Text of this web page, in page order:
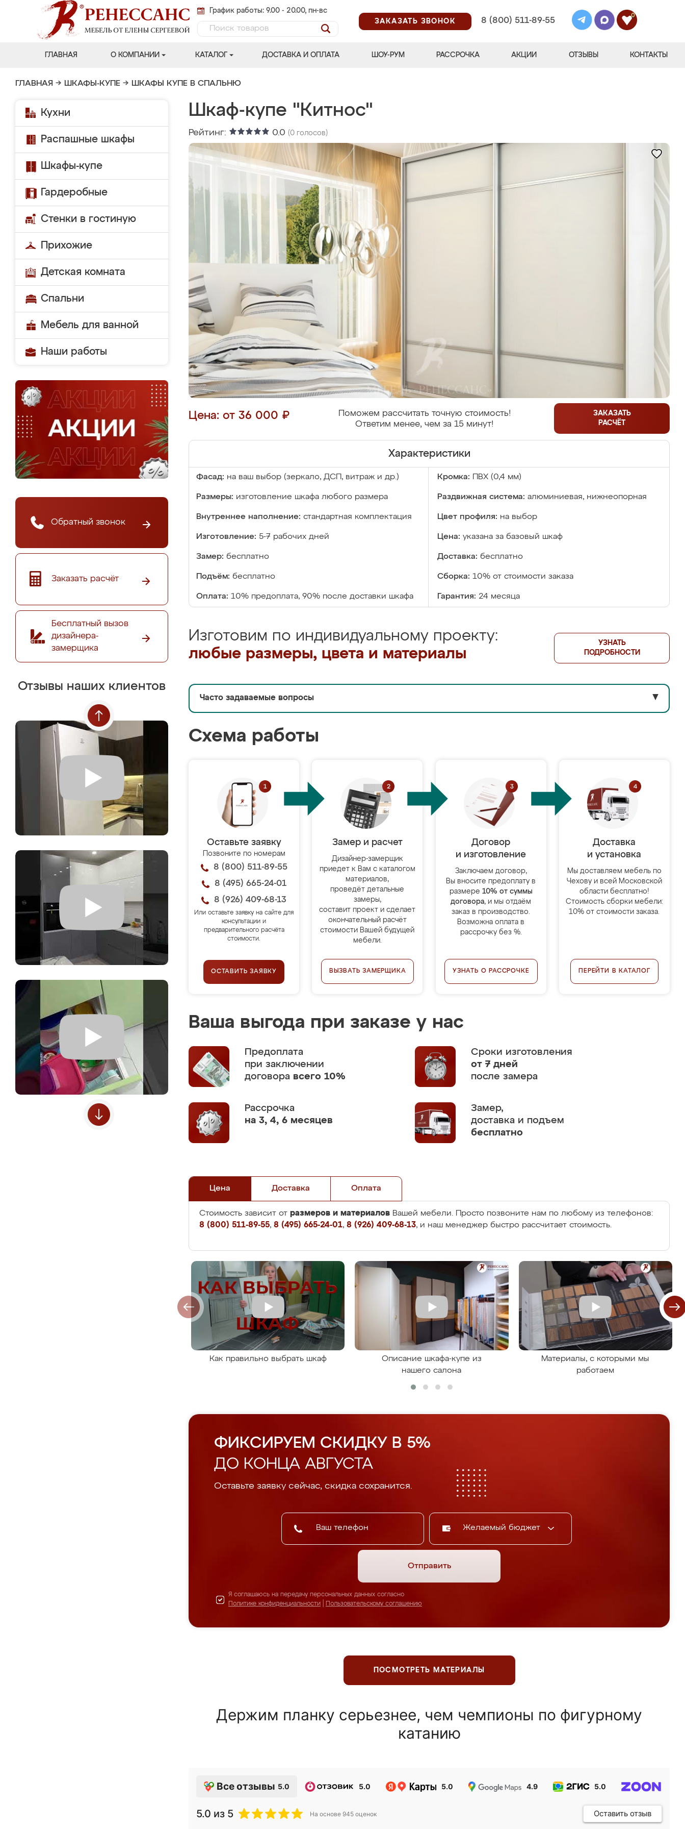
График работы: 9.00 - 20.00, пн-вс
ЗАКАЗАТЬ ЗВОНОК
8 (800) 511-89-55
0
ГЛАВНАЯ О КОМПАНИИ КАТАЛОГ ДОСТАВКА И ОПЛАТА ШОУ-РУМ РАССРОЧКА АКЦИИ ОТЗЫВЫ КОНТАКТЫ
ГЛАВНАЯ → ШКАФЫ-КУПЕ → ШКАФЫ КУПЕ В СПАЛЬНЮ
Кухни
Распашные шкафы
Шкафы-купе
Гардеробные
Стенки в гостиную
Прихожие
Детская комната
Спальни
Мебель для ванной
Наши работы
Обратный звонок
Заказать расчёт
Бесплатный вызов
дизайнера-
замерщика
Отзывы наших клиентов
Шкаф-купе "Китнос"
Рейтинг: 0.0 (0 голосов)
Цена: от 36 000 ₽
Поможем рассчитать точную стоимость!
Ответим менее, чем за 15 минут!
ЗАКАЗАТЬ
РАСЧЁТ
Характеристики
Фасад: на ваш выбор (зеркало, ДСП, витраж и др.) Кромка: ПВХ (0,4 мм)
Размеры: изготовление шкафа любого размера Раздвижная система: алюминиевая, нижнеопорная
Внутреннее наполнение: стандартная комплектация Цвет профиля: на выбор
Изготовление: 5-7 рабочих дней Цена: указана за базовый шкаф
Замер: бесплатно Доставка: бесплатно
Подъём: бесплатно Сборка: 10% от стоимости заказа
Оплата: 10% предоплата, 90% после доставки шкафа Гарантия: 24 месяца
Изготовим по индивидуальному проекту:
любые размеры, цвета и материалы
УЗНАТЬ
ПОДРОБНОСТИ
Часто задаваемые вопросы ▼
Схема работы
Оставьте заявку
Позвоните по номерам
8 (800) 511-89-55
8 (495) 665-24-01
8 (926) 409-68-13
Или оставьте заявку на сайте для
консультации и
предварительного расчёта
стоимости.
ОСТАВИТЬ ЗАЯВКУ
Замер и расчет
Дизайнер-замерщик
приедет к Вам с каталогом
материалов,
проведёт детальные
замеры,
составит проект и сделает
окончательный расчёт
стоимости Вашей будущей
мебели.
ВЫЗВАТЬ ЗАМЕРЩИКА
Договор
и изготовление
Заключаем договор,
Вы вносите предоплату в
размере 10% от суммы
договора, и мы отдаём
заказ в производство.
Возможна оплата в
рассрочку без %.
УЗНАТЬ О РАССРОЧКЕ
Доставка
и установка
Мы доставляем мебель по
Чехову и всей Московской
области бесплатно!
Стоимость сборки мебели:
10% от стоимости заказа.
ПЕРЕЙТИ В КАТАЛОГ
Ваша выгода при заказе у нас
Предоплата
при заключении
договора всего 10%
Сроки изготовления
от 7 дней
после замера
Рассрочка
на 3, 4, 6 месяцев
Замер,
доставка и подъем
бесплатно
Цена Доставка Оплата
Стоимость зависит от размеров и материалов Вашей мебели. Просто позвоните нам по любому из телефонов:
8 (800) 511-89-55, 8 (495) 665-24-01, 8 (926) 409-68-13, и наш менеджер быстро рассчитает стоимость.
Как правильно выбрать шкаф
Описание шкафа-купе из
нашего салона
Материалы, с которыми мы
работаем
ФИКСИРУЕМ СКИДКУ В 5%
ДО КОНЦА АВГУСТА
Оставьте заявку сейчас, скидка сохранится.
Желаемый бюджет
Отправить
Я соглашаюсь на передачу персональных данных согласно
Политике конфиденциальности
Пользовательскому соглашению
ПОСМОТРЕТЬ МАТЕРИАЛЫ
Держим планку серьезнее, чем чемпионы по фигурному
катанию
Все отзывы 5.0 5.0 5.0 4.9 5.0
5.0 из 5 На основе 945 оценок Оставить отзыв